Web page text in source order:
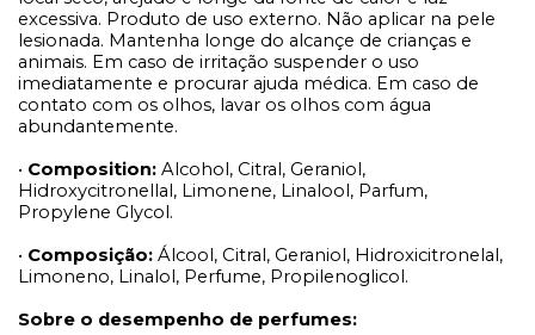
excessiva. Produto de uso externo. Não aplicar na pele
lesionada. Mantenha longe do alcançe de crianças e
animais. Em caso de irritação suspender o uso
imediatamente e procurar ajuda médica. Em caso de
contato com os olhos, lavar os olhos com água
abundantemente.
• Composition: Alcohol, Citral, Geraniol,
Hidroxycitronellal, Limonene, Linalool, Parfum,
Propylene Glycol.
• Composição: Álcool, Citral, Geraniol, Hidroxicitronelal,
Limoneno, Linalol, Perfume, Propilenoglicol.
Sobre o desempenho de perfumes: